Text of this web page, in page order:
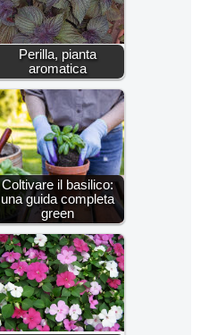
Perilla, pianta
aromatica
Coltivare il basilico:
una guida completa
green